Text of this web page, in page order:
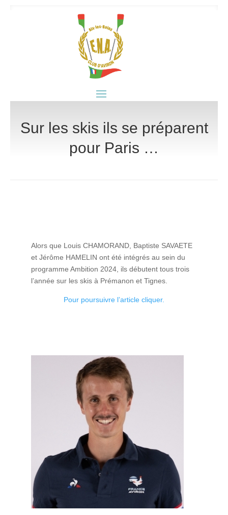
Sur les skis ils se préparent
pour Paris …
Alors que Louis CHAMORAND, Baptiste SAVAETE
et Jérôme HAMELIN ont été intégrés au sein du
programme Ambition 2024, ils débutent tous trois
l’année sur les skis à Prémanon et Tignes.
Pour poursuivre l’article cliquer.